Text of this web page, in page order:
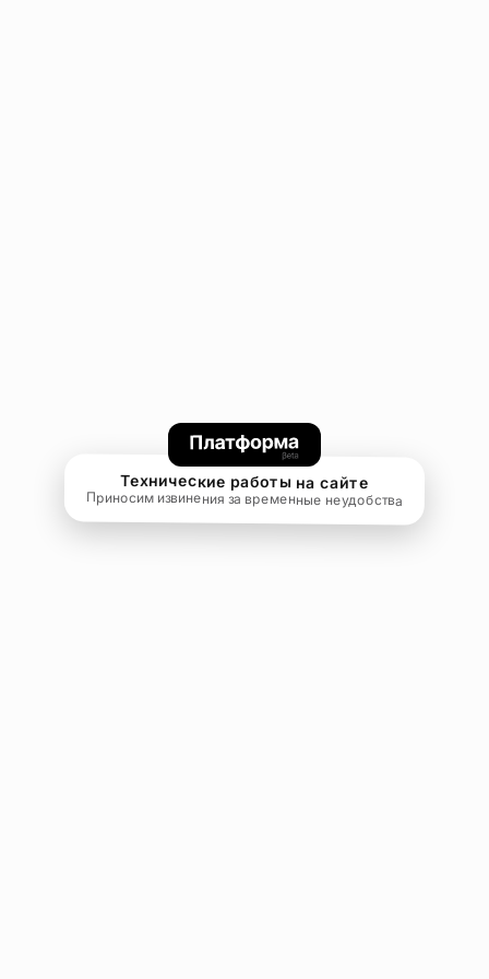
Технические работы на сайте
Приносим извинения за временные неудобства